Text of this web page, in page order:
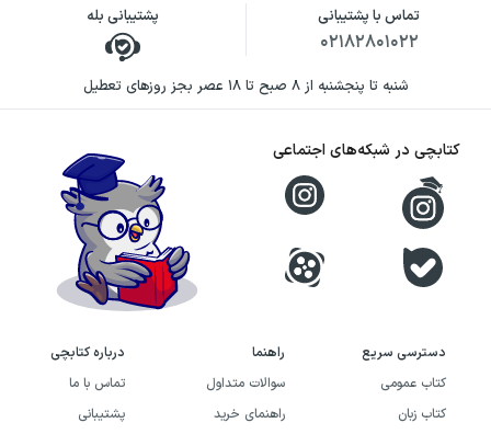
تماس با پشتیبانی
۰۲۱۸۲۸۰۱۰۲۲
پشتیبانی بله
شنبه تا پنجشنبه از ۸ صبح تا ۱۸ عصر بجز روزهای تعطیل
دسترسی سریع
کتاب عمومی
کتاب زبان
راهنما
سوالات متداول
راهنمای خرید
درباره کتابچی
تماس با ما
پشتیبانی
کتابچی در شبکه‌های اجتماعی